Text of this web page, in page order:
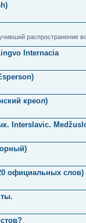
распространение
Internacia
креол)
Interslavic.
официальных слов)